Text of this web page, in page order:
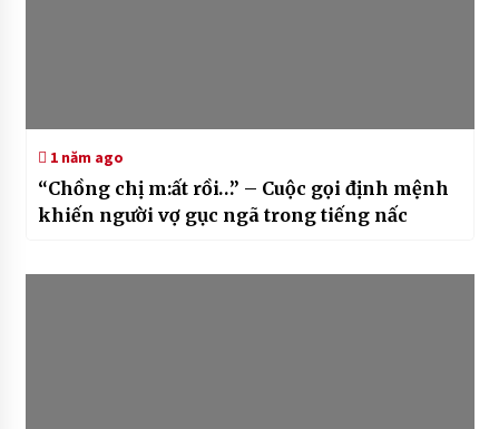
1 năm ago
“Chồng chị m:ất rồi…” – Cuộc gọi định mệnh
khiến người vợ gục ngã trong tiếng nấc